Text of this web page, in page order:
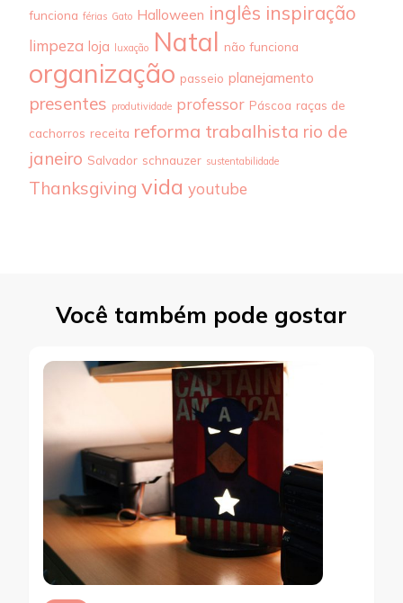
funciona férias Gato Halloween inglês inspiração
limpeza loja luxação Natal não funciona
organização passeio planejamento
presentes produtividade professor Páscoa raças de
cachorros receita reforma trabalhista rio de
janeiro Salvador schnauzer sustentabilidade
Thanksgiving vida youtube
Você também pode gostar